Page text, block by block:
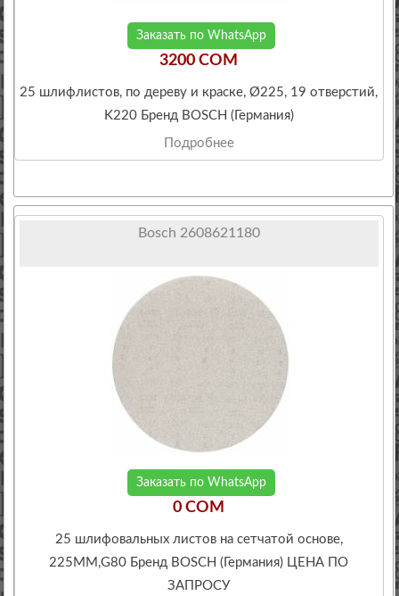
Заказать по WhatsApp
3200 COM
25 шлифлистов, по дереву и краске, Ø225, 19 отверстий,
K220 Бренд BOSCH (Германия)
Подробнее
Bosch 2608621180
Заказать по WhatsApp
0 COM
25 шлифовальных листов на сетчатой основе,
225ММ,G80 Бренд BOSCH (Германия) ЦЕНА ПО
ЗАПРОСУ